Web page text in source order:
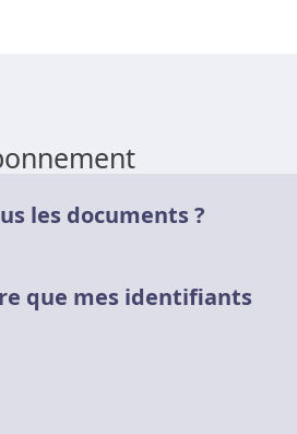
les documents ?
les autres nécéssitent
que mes identifiants